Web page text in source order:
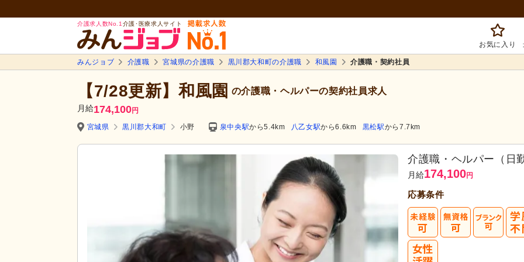
介護求人数No.1 介護･医療求人サイト
お気に入り
みんジョブ 介護職 宮城県の介護職 黒川郡大和町の介護職 和風園 介護職・契約社員
【7/28更新】和風園 の介護職・ヘルパーの契約社員求人
月給174,100円
宮城県
黒川郡大和町 小野 泉中央駅から5.4km 八乙女駅から6.6km 黒松駅から7.7km
介護職・ヘルパー（日
月給174,100円
応募条件